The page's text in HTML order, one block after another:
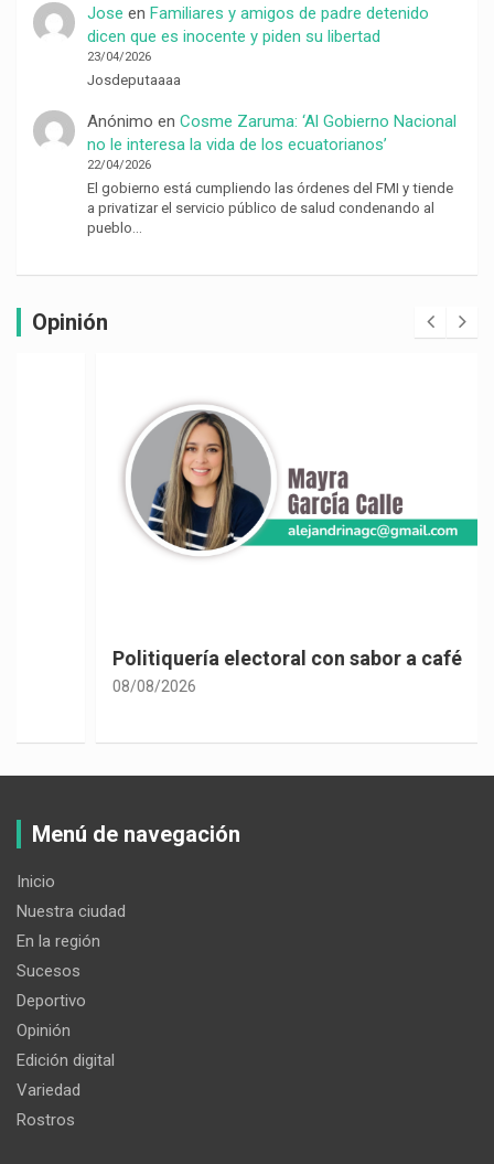
Jose en Familiares y amigos de padre detenido
dicen que es inocente y piden su libertad
23/04/2026
Josdeputaaaa
Anónimo en Cosme Zaruma: ‘Al Gobierno Nacional
no le interesa la vida de los ecuatorianos’
22/04/2026
El gobierno está cumpliendo las órdenes del FMI y tiende
a privatizar el servicio público de salud condenando al
pueblo…
Opinión
Politiquería electoral con sabor a café
08/08/2026
Menú de navegación
Inicio
Nuestra ciudad
En la región
Sucesos
Deportivo
Opinión
Edición digital
Variedad
Rostros